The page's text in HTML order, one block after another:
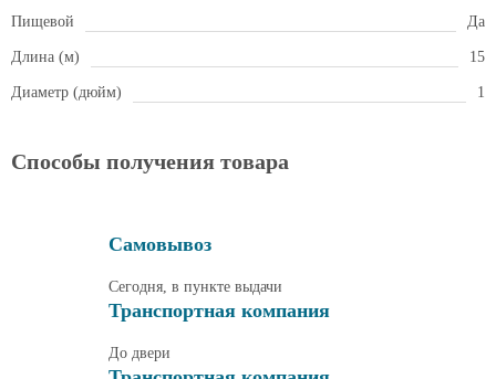
Пищевой Да
Длина (м) 15
Диаметр (дюйм) 1
Способы получения товара
Самовывоз
Сегодня, в пункте выдачи
Транспортная компания
До двери